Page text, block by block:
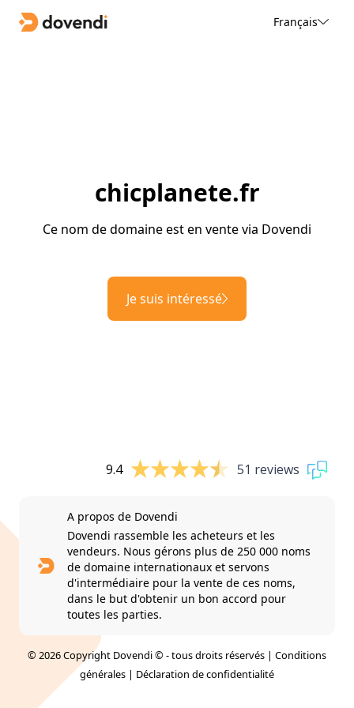
Français
chicplanete.fr
Ce nom de domaine est en vente via Dovendi
Je suis intéressé
9.4 51 reviews
A propos de Dovendi
Dovendi rassemble les acheteurs et les
vendeurs. Nous gérons plus de 250 000 noms
de domaine internationaux et servons
d'intermédiaire pour la vente de ces noms,
dans le but d'obtenir un bon accord pour
toutes les parties.
© 2026 Copyright Dovendi © - tous droits réservés | Conditions
générales | Déclaration de confidentialité